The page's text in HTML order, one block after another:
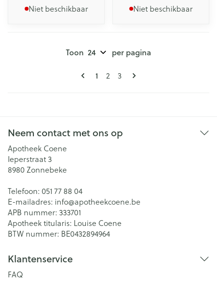
Niet beschikbaar Niet beschikbaar
Pagina's
U lees momenteel pagina
1 Pagina
2 Pagina
3
Toon per pagina
Neem contact met ons op
Apotheek Coene
Ieperstraat 3
8980 Zonnebeke
Telefoon: 051 77 88 04
E-mailadres: info@apotheekcoene.be
APB nummer: 333701
Apotheek titularis: Louise Coene
BTW nummer: BE0432894964
Klantenservice
FAQ